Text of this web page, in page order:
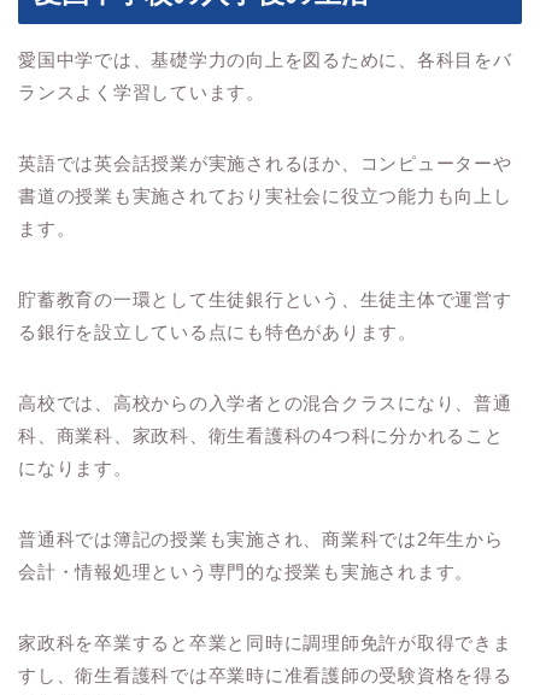
愛国中学では、基礎学力の向上を図るために、各科目をバ
ランスよく学習しています。
英語では英会話授業が実施されるほか、コンピューターや
書道の授業も実施されており実社会に役立つ能力も向上し
ます。
貯蓄教育の一環として生徒銀行という、生徒主体で運営す
る銀行を設立している点にも特色があります。
高校では、高校からの入学者との混合クラスになり、普通
科、商業科、家政科、衛生看護科の4つ科に分かれること
になります。
普通科では簿記の授業も実施され、商業科では2年生から
会計・情報処理という専門的な授業も実施されます。
家政科を卒業すると卒業と同時に調理師免許が取得できま
すし、衛生看護科では卒業時に准看護師の受験資格を得る